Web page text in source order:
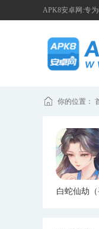
APK8安卓网:专
你的位置：
白蛇仙劫